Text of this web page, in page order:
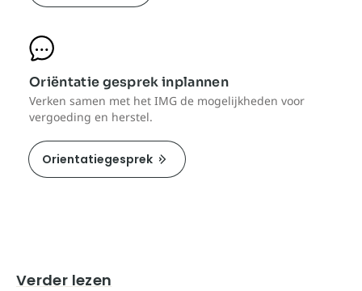
Oriëntatie gesprek inplannen
Verken samen met het IMG de mogelijkheden voor
vergoeding en herstel.
Orientatiegesprek
Verder lezen